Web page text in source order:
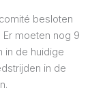
besloten
moeten nog 9
in de huidige
in de